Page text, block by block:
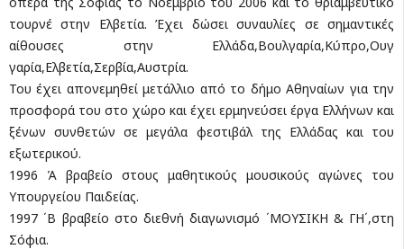
τουρνέ στην Ελβετία. Έχει δώσει συναυλίες σε σημαντικές
αίθουσες στην Ελλάδα,Βουλγαρία,Κύπρο,Ουγ
γαρία,Ελβετία,Σερβία,Αυστρία.
Του έχει απονεμηθεί μετάλλιο από το δήμο Αθηναίων για την
προσφορά του στο χώρο και έχει ερμηνεύσει έργα Ελλήνων και
ξένων συνθετών σε μεγάλα φεστιβάλ της Ελλάδας και του
εξωτερικού.
1996 Ά βραβείο στους μαθητικούς μουσικούς αγώνες του
Υπουργείου Παιδείας.
1997 ΄Β βραβείο στο διεθνή διαγωνισμό ΄ΜΟΥΣΙΚΗ & ΓΗ΄,στη
Σόφια.